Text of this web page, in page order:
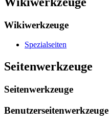
Wikiwerkzeuge
Spezialseiten
Seitenwerkzeuge
Seitenwerkzeuge
Benutzerseitenwerkzeuge